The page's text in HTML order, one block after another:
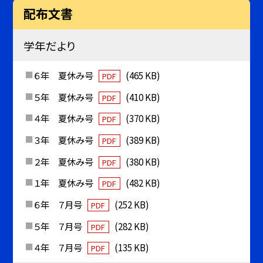
配布文書
学年だより
６年 夏休み号 PDF
(465 KB)
５年 夏休み号
PDF
(410 KB)
４年 夏休み号
PDF
(370 KB)
３年 夏休み号
PDF
(389 KB)
２年 夏休み号
PDF
(380 KB)
１年 夏休み号
PDF
(482 KB)
６年 ７月号
PDF
(252 KB)
５年 ７月号
PDF
(282 KB)
４年 ７月号
PDF (135 KB)